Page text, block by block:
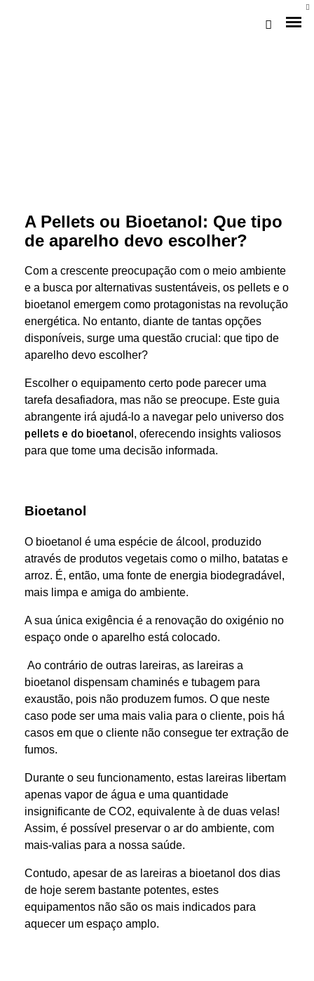
Loja Braga (Sede)
Loja Gaia
Assistência
Pós-venda
A Pellets ou Bioetanol: Que tipo
de aparelho devo escolher?
Com a crescente preocupação com o meio ambiente
e a busca por alternativas sustentáveis, os pellets e o
bioetanol emergem como protagonistas na revolução
energética. No entanto, diante de tantas opções
disponíveis, surge uma questão crucial: que tipo de
aparelho devo escolher?
Escolher o equipamento certo pode parecer uma
tarefa desafiadora, mas não se preocupe. Este guia
abrangente irá ajudá-lo a navegar pelo universo dos
pellets e do bioetanol, oferecendo insights valiosos
para que tome uma decisão informada.
Bioetanol
O bioetanol é uma espécie de álcool, produzido
através de produtos vegetais como o milho, batatas e
arroz. É, então, uma fonte de energia biodegradável,
mais limpa e amiga do ambiente.
A sua única exigência é a renovação do oxigénio no
espaço onde o aparelho está colocado.
Ao contrário de outras lareiras, as lareiras a
bioetanol dispensam chaminés e tubagem para
exaustão, pois não produzem fumos. O que neste
caso pode ser uma mais valia para o cliente, pois há
casos em que o cliente não consegue ter extração de
fumos.
Durante o seu funcionamento, estas lareiras libertam
apenas vapor de água e uma quantidade
insignificante de CO2, equivalente à de duas velas!
Assim, é possível preservar o ar do ambiente, com
mais-valias para a nossa saúde.
Contudo, apesar de as lareiras a bioetanol dos dias
de hoje serem bastante potentes, estes
equipamentos não são os mais indicados para
aquecer um espaço amplo.